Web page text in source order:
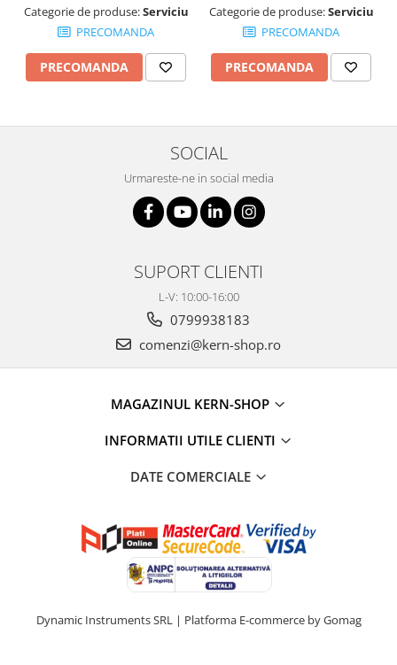
Cap microscop
Cleme
Iluminare microscop
Standuri Stereomicroscoape
Unitate contrast de faza
Standard calibrare
Categorie de produse:Serviciu
PRECOMANDA
PRECOMANDA
Categorie de produse:Serviciu
PRECOMANDA
PRECOMANDA
SOCIAL
Urmareste-ne in social media
SUPORT CLIENTI
L-V: 10:00-16:00
0799938183
comenzi@kern-shop.ro
MAGAZINUL KERN-SHOP
INFORMATII UTILE CLIENTI
DATE COMERCIALE
Dynamic Instruments SRL | Platforma E-commerce by Gomag